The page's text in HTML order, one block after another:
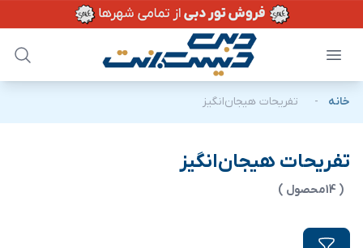
خانه - تفریحات هیجان‌انگیز
تفریحات هیجان‌انگیز
( 14محصول )